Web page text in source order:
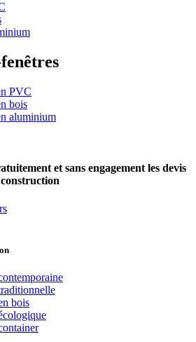
PVC
bois
aluminium
et sans engagement les devis
bois